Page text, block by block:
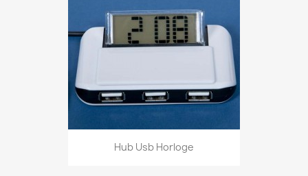
Hub Usb Horloge